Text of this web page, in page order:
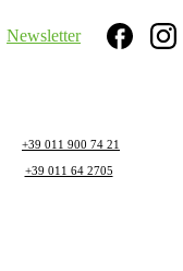
Newsletter
+39 011 900 74 21
+39 011 64 2705